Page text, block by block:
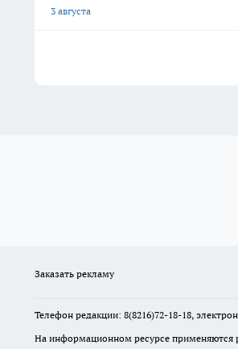
3 августа
Заказать рекламу
Телефон редакции: 8(8216)72-18-18,
На информационном ресурсе применяются